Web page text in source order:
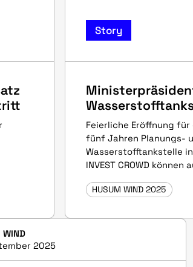
Story
Feierliche Eröffnung für
fünf Jahren Planungs-
Wasserstofftankstelle
INVEST CROWD
HUSUM WIND 2025
WIND
2025